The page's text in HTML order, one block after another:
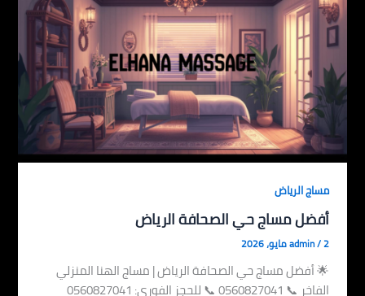
مساج الرياض
أفضل مساج حي الصحافة الرياض
admin/2 مايو، 2026
🌟 أفضل مساج حي الصحافة الرياض | مساج الهنا المنزلي
الفاخر 📞 0560827041 📞 للحجز الفوري: 0560827041